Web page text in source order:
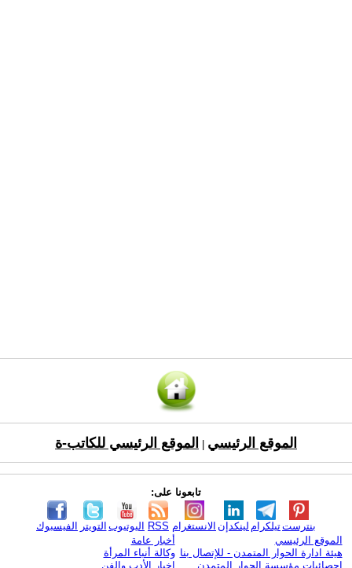
الموقع الرئيسي الموقع الرئيسي للكاتب-ة
تابعونا على:
الفيسبوك التويتر اليوتيوب RSS الانستغرام لينكدإن تيلكرامبنترست
الموقع الرئيسي
هيئة ادارة الحوار المتمدن - للإتصال بنا
إحصائيات مؤسسة الحوار المتمدن
أخبار عامة
وكالة أنباء المرأة
اخبار الأدب والفن